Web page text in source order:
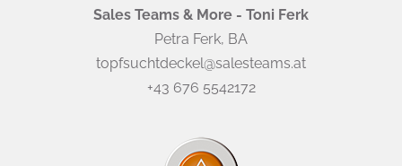
Sales Teams & More - Toni Ferk
Petra Ferk, BA
topfsuchtdeckel@salesteams.at
+43 676 5542172